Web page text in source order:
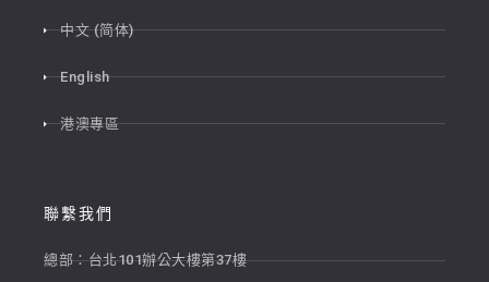
中文 (简体)
English
港澳專區
聯繫我們
總部：台北101辦公大樓第37樓